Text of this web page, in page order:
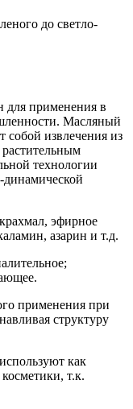
до светло-
для применения в
Масляный
собой извлечения из
технологии
динамической
эфирное
азарин и т.д.
применения при
структуру
как
т.к.